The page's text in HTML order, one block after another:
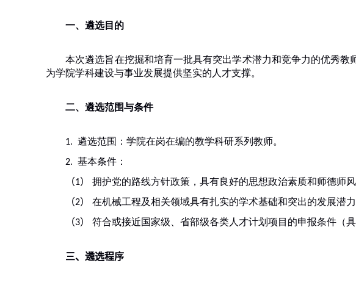
一、遴选目的
本次遴选旨在挖掘和培育一批具有突出学术潜力和竞争力的优秀
为学院学科建设与事业发展提供坚实的人才支撑。
二、遴选范围与条件
1.遴选范围：学院在岗在编的教学科研系列教师。
2.基本条件：
（1）
拥护党的路线方针政策，具有良好的思想政治素质和师德师风
（2）
在机械工程及相关领域具有扎实的学术基础和突出的发展潜力
（3）符合或接近国家级、省部级各类人才计划项目的申报条件（
三、遴选程序